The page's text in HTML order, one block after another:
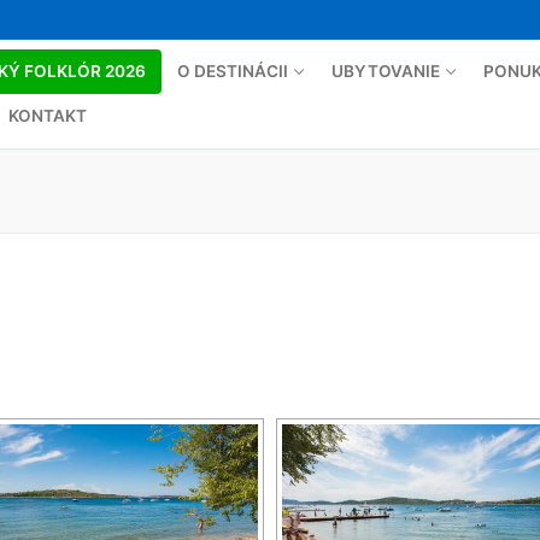
FOLKLÓR 2026 O DESTINÁCII UBYTOVANIE
KONTAKT